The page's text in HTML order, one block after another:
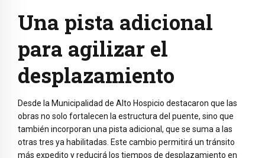
Una pista adicional
para agilizar el
desplazamiento
Desde la Municipalidad de Alto Hospicio destacaron que las
obras no solo fortalecen la estructura del puente, sino que
también incorporan una pista adicional, que se suma a las
otras tres ya habilitadas. Este cambio permitirá un tránsito
más expedito y reducirá los tiempos de desplazamiento en